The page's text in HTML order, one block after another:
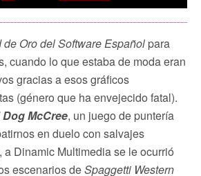
de Oro del Software Español para
cuando lo que estaba de moda eran
gracias a esos gráficos
(género que ha envejecido fatal).
Dog McCree, un juego de puntería
en duelo con salvajes
a Dinamic Multimedia se le ocurrió
escenarios deSpaggetti Western